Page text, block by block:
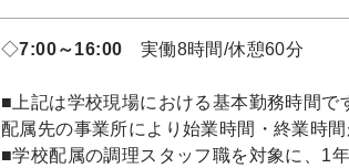
◇7:00～16:00 実働8時間/休憩60分
■上記は学校現場における基本勤務時間で
配属先の事業所により始業時間・終業時間
■学校配属の調理スタッフ職を対象に、1